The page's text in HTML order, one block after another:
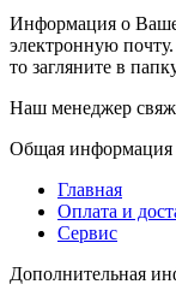
Информация о
электронную
то загляните в
Наш менеджер
Общая информация
Главная
Оплата и
Сервис
Дополнительная